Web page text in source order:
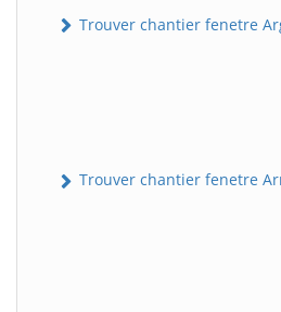
Trouver chantier fenetre
Trouver chantier fenetre